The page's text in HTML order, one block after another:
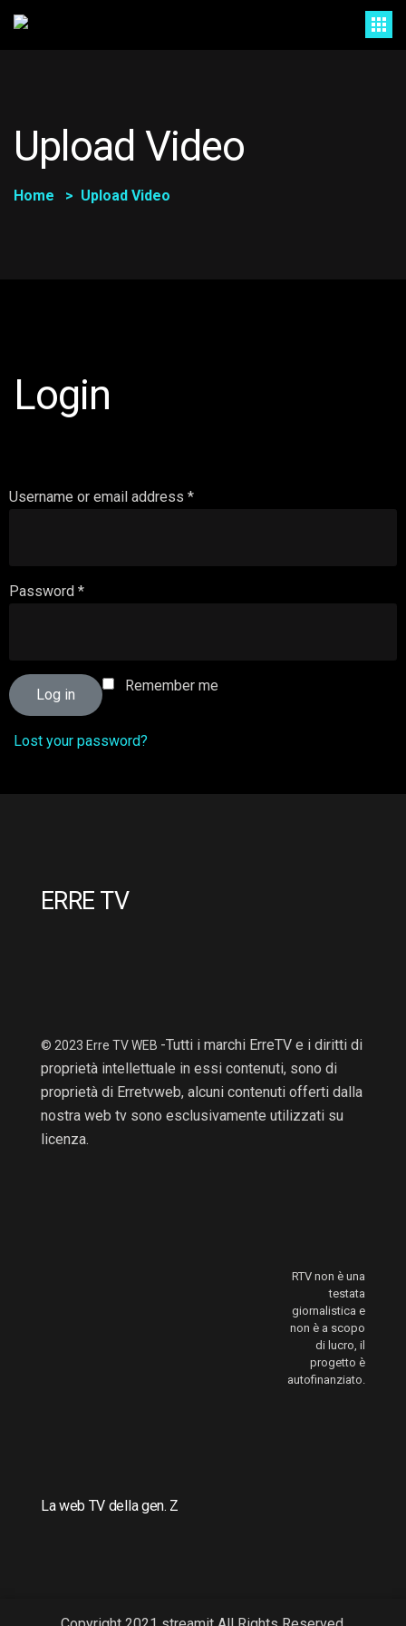
Upload Video
Home Upload Video
Login
Username or email address *
Password *
Log in
Remember me
Lost your password?
ERRE TV
© 2023 Erre TV WEB -Tutti i marchi ErreTV e i diritti di
proprietà intellettuale in essi contenuti, sono di
proprietà di Erretvweb, alcuni contenuti offerti dalla
nostra web tv sono esclusivamente utilizzati su
licenza.
RTV non è una
testata
giornalistica e
non è a scopo
di lucro, il
progetto è
autofinanziato.
La web TV della gen. Z